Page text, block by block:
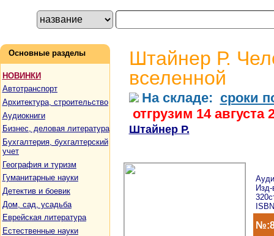
Основные разделы
НОВИНКИ
Автотранспорт
Архитектура, строительство
Аудиокниги
Бизнес, деловая литература
Бухгалтерия, бухгалтерский
учет
География и туризм
Гуманитарные науки
Детектив и боевик
Дом, сад, усадьба
Еврейская литература
Естественные науки
Штайнер Р.
вселенной
На складе: сроки
отгрузим 14 августа
Штайнер Р.
Изд-